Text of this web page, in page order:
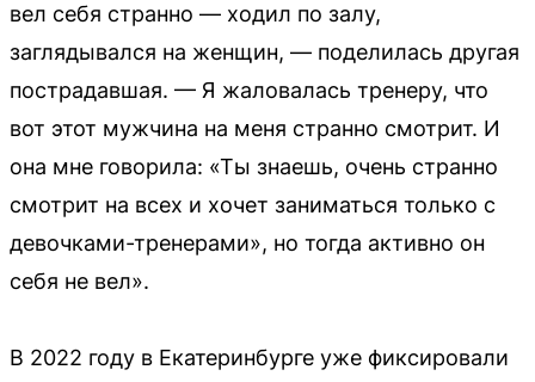
вел себя странно — ходил по залу,
заглядывался на женщин, — поделилась другая
пострадавшая. — Я жаловалась тренеру, что
вот этот мужчина на меня странно смотрит. И
она мне говорила: «Ты знаешь, очень странно
смотрит на всех и хочет заниматься только с
девочками-тренерами», но тогда активно он
себя не вел».
В 2022 году в Екатеринбурге уже фиксировали